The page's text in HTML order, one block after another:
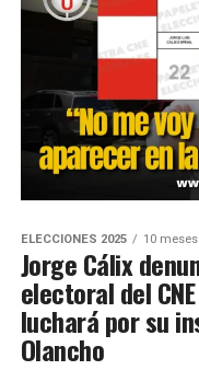
ELECCIONES 2025 10
Jorge Cálix
electoral del
luchará por su
Olancho